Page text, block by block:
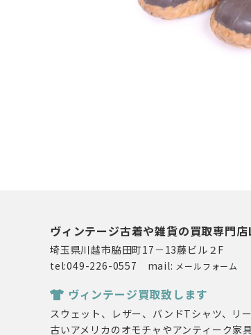
ヴィンテージ古着や雑貨の買取専門
埼玉県川越市脇田町17－13藤ビル２F
tel:049-226-0557 mail: メールフォーム
ヴィンテージ買取致します
スウェット、レザー、バンドTシャツ、リ
古いアメリカのオモチャやアンティーク家